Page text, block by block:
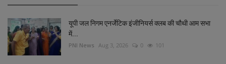
यूपी जल निगम एनर्जेटिक इंजीनियर्स क्लब की चौथी आम सभा
में...
PNI News Aug 3, 2026 0 101